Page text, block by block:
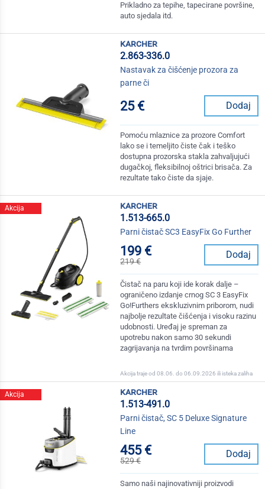
Prikladno za tepihe, tapecirane površine,
auto sjedala itd.
karcher
2.863-336.0
Nastavak za čišćenje prozora za
parne či
25 € Dodaj
Pomoću mlaznice za prozore Comfort
lako se i temeljito čiste čak i teško
dostupna prozorska stakla zahvaljujući
dugačkoj, fleksibilnoj oštrici brisača. Za
rezultate tako čiste da sjaje.
Akcija
karcher
1.513-665.0
Parni čistač SC3 EasyFix Go Further
199 €
219 €
Dodaj
Čistač na paru koji ide korak dalje –
ograničeno izdanje crnog SC 3 EasyFix
Go!Furthers ekskluzivnim priborom, nudi
najbolje rezultate čišćenja i visoku razinu
udobnosti. Uređaj je spreman za
upotrebu nakon samo 30 sekundi
zagrijavanja na tvrdim površinama
Akcija traje od 08.06. do 06.09.2026 ili isteka zaliha
Akcija
karcher
1.513-491.0
Parni čistač, SC 5 Deluxe Signature
Line
455 €
529 €
Dodaj
Samo naši najinovativniji proizvodi